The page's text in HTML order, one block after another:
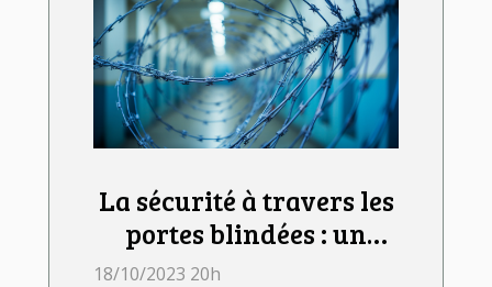
La sécurité à travers les
portes blindées : un
guide complet
18/10/2023 20h